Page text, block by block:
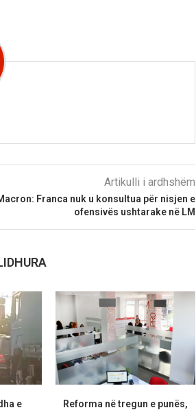
Artikulli i ardhshëm
Franca nuk u konsultua për nisjen e
ofensivës ushtarake në LM
e
Reforma në tregun e punës,